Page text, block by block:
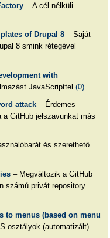
– A cél nélküli
of Drupal 8– Saját
8 smink rétegével
with
JavaScripttel (0)
attack– Érdemes
GitHub jelszavunkat más
és szerethető
– Megváltozik a GitHub
számú privát repository
to menus (based on menu
osztályok (automatizált)